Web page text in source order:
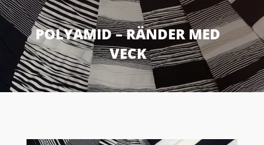
POLYAMID – RÄNDER MED
VECK